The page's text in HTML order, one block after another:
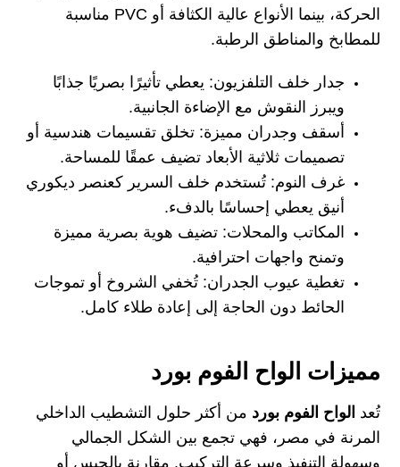
الحركة، بينما الأنواع عالية الكثافة أو PVC مناسبة
للمطابخ والمناطق الرطبة.
جدار خلف التلفزيون: يعطي تأثيرًا بصريًا جذابًا
ويبرز النقوش مع الإضاءة الجانبية.
أسقف وجدران مميزة: تخلق تقسيمات هندسية أو
تصميمات ثلاثية الأبعاد تضيف عمقًا للمساحة.
غرف النوم: تُستخدم خلف السرير كعنصر ديكوري
أنيق يعطي إحساسًا بالدفء.
المكاتب والمحلات: تضيف هوية بصرية مميزة
وتمنح واجهات احترافية.
تغطية عيوب الجدران: تُخفي الشروخ أو تموجات
الحائط دون الحاجة إلى إعادة طلاء كامل.
مميزات الواح الفوم بورد
تُعد الواح الفوم بورد من أكثر حلول التشطيب الداخلي
المرنة في مصر، فهي تجمع بين الشكل الجمالي
وسهولة التنفيذ وسرعة التركيب. مقارنة بالجبس أو